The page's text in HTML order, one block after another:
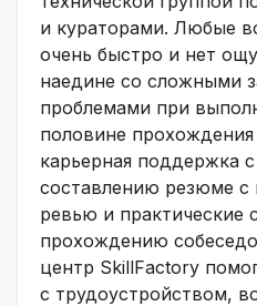
и кураторами. Любые
очень быстро и нет
наедине со сложными
проблемами при
половине прохождения
карьерная поддержка
составлению резюме
ревью и практические
прохождению
центр SkillFactory
с трудоустройством,